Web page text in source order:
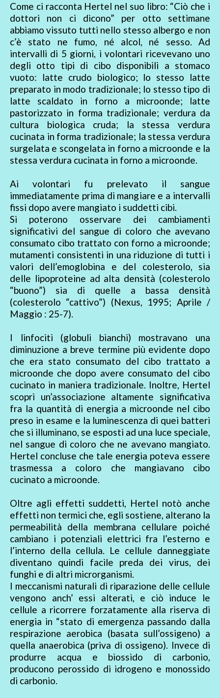
Come ci racconta Hertel nel suo libro: “Ciò che i
dottori non ci dicono” per otto settimane
abbiamo vissuto tutti nello stesso albergo e non
c’è stato ne fumo, né alcol, né sesso. Ad
intervalli di 5 giorni, i volontari ricevevano uno
degli otto tipi di cibo disponibili a stomaco
vuoto: latte crudo biologico; lo stesso latte
preparato in modo tradizionale; lo stesso tipo di
latte scaldato in forno a microonde; latte
pastorizzato in forma tradizionale; verdura da
cultura biologica cruda; la stessa verdura
cucinata in forma tradizionale; la stessa verdura
surgelata e scongelata in forno a microonde e la
stessa verdura cucinata in forno a microonde.
Ai volontari fu prelevato il sangue
immediatamente prima di mangiare e a intervalli
fissi dopo avere mangiato i suddetti cibi.
Si poterono osservare dei cambiamenti
significativi del sangue di coloro che avevano
consumato cibo trattato con forno a microonde;
mutamenti consistenti in una riduzione di tutti i
valori dell’emoglobina e del colesterolo, sia
delle lipoproteine ad alta densità (colesterolo
“buono”) sia di quelle a bassa densità
(colesterolo “cattivo”) (Nexus, 1995; Aprile /
Maggio : 25-7).
I linfociti (globuli bianchi) mostravano una
diminuzione a breve termine più evidente dopo
che era stato consumato del cibo trattato a
microonde che dopo avere consumato del cibo
cucinato in maniera tradizionale. Inoltre, Hertel
scoprì un’associazione altamente significativa
fra la quantità di energia a microonde nel cibo
preso in esame e la luminescenza di quei batteri
che si illuminano, se esposti ad una luce speciale,
nel sangue di coloro che ne avevano mangiato.
Hertel concluse che tale energia poteva essere
trasmessa a coloro che mangiavano cibo
cucinato a microonde.
Oltre agli effetti suddetti, Hertel notò anche
effetti non termici che, egli sostiene, alterano la
permeabilità della membrana cellulare poiché
cambiano i potenziali elettrici fra l’esterno e
l’interno della cellula. Le cellule danneggiate
diventano quindi facile preda dei virus, dei
funghi e di altri microrganismi.
I meccanismi naturali di riparazione delle cellule
vengono anch’ essi alterati, e ciò induce le
cellule a ricorrere forzatamente alla riserva di
energia in “stato di emergenza passando dalla
respirazione aerobica (basata sull’ossigeno) a
quella anaerobica (priva di ossigeno). Invece di
produrre acqua e biossido di carbonio,
producono perossido di idrogeno e monossido
di carbonio.